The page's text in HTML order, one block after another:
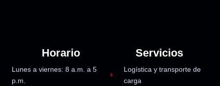
Horario
Lunes a viernes: 8 a.m. a 5
p.m.
Servicios
Logística y transporte de
carga